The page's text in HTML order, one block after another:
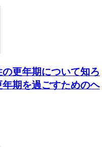
更年期について知ろ
期を過ごすためのヘ